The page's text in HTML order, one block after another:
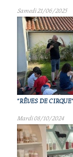
Samedi 21/06/2025
"RÊVES DE
Mardi 08/10/2024